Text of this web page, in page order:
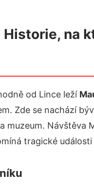
na
od Lince leží
Zde se nachází
muzeum. Návštěva
tragické